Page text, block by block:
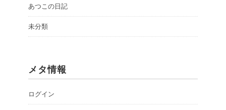
あつこの日記
未分類
メタ情報
ログイン